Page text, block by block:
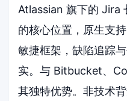
Atlassian 旗下的 Jira
的核心位置，原生支
敏捷框架，缺陷追踪
实。与 Bitbucket、
其独特优势。非技术